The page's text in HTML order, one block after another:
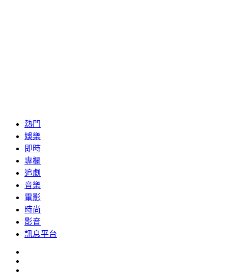
熱門
娛樂
即時
專欄
追劇
音樂
電影
時尚
影音
訊息平台